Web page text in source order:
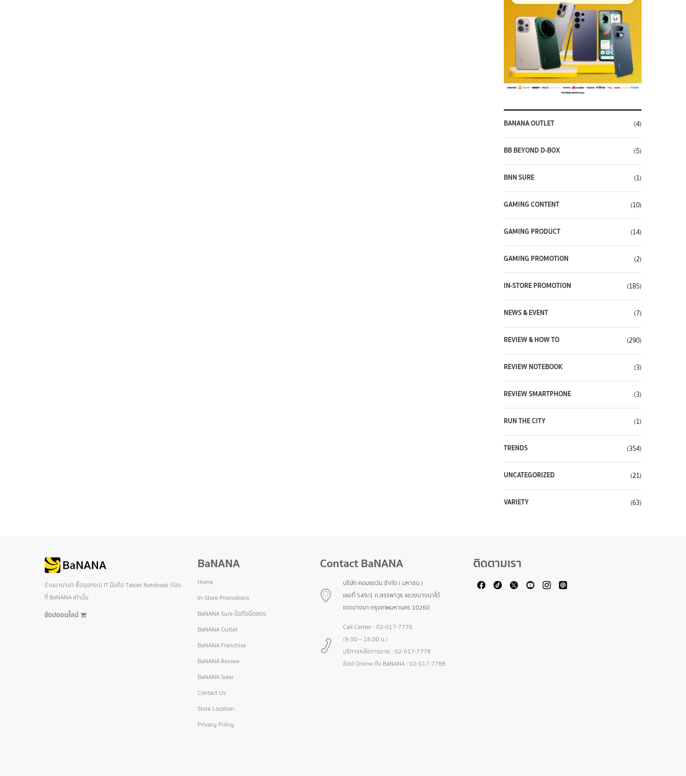
BANANA OUTLET (4)
BB BEYOND D-BOX (5)
BNN SURE (1)
GAMING CONTENT (10)
GAMING PRODUCT (14)
GAMING PROMOTION (2)
IN-STORE PROMOTION (185)
NEWS & EVENT (7)
REVIEW & HOW TO (290)
REVIEW NOTEBOOK (3)
REVIEW SMARTPHONE (3)
RUN THE CITY (1)
TRENDS (354)
UNCATEGORIZED (21)
VARIETY (63)
ร้านบานาน่า ซื้ออุปกรณ์ IT มือถือ Tablet Notebook ต้อง
ที่ BaNANA เท่านั้น
ช้อปออนไลน์
BaNANA
Home
In-Store Promotions
BaNANA Sure มือถือมือสอง
BaNANA Outlet
BaNANA Franchise
BaNANA Review
BaNANA Solar
Contact Us
Store Location
Privacy Policy
Contact BaNANA
บริษัท คอมเซเว่น จำกัด ( มหาชน )
เลขที่ 549/1 ถ.สรรพาวุธ แขวงบางนาใต้
เขตบางนา กรุงเทพมหานคร 10260
Call Center : 02-017-7770
(9.00 – 18.00 น.)
บริการหลังการขาย : 02-017-7778
ช้อป Online กับ BaNANA : 02-017-7788
ติดตามเรา